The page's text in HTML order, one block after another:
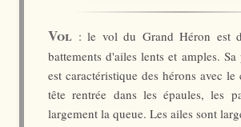
Vol : le vol du Grand Héron est
battements d'ailes lents et amples.
est caractéristique des hérons avec
tête rentrée dans les épaules, les
largement la queue. Les ailes sont